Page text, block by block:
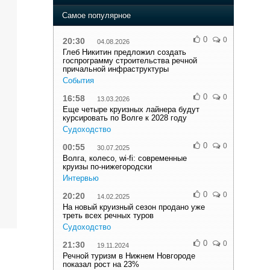
Самое популярное
20:30 04.08.2026
Глеб Никитин предложил создать
госпрограмму строительства речной
причальной инфраструктуры
События
0 0
16:58 13.03.2026
Еще четыре круизных лайнера будут
курсировать по Волге к 2028 году
Судоходство
0 0
00:55 30.07.2025
Волга, колесо, wi-fi: современные
круизы по-нижегородски
Интервью
0 0
20:20 14.02.2025
На новый круизный сезон продано уже
треть всех речных туров
Судоходство
0 0
21:30 19.11.2024
Речной туризм в Нижнем Новгороде
показал рост на 23%
0 0